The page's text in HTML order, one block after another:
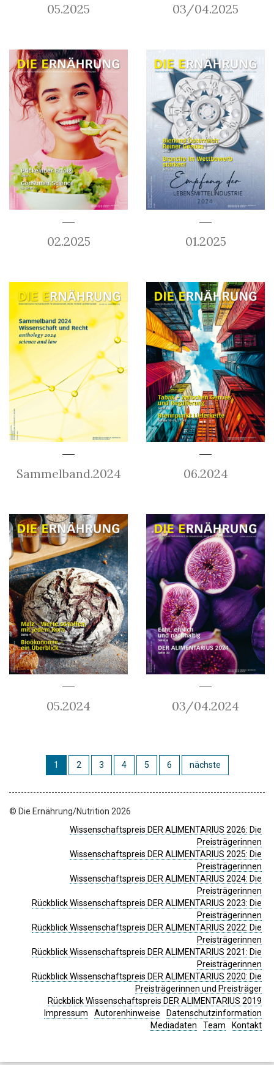
05.2025 03/04.2025
02.2025 01.2025
Sammelband.2024 06.2024
05.2024 03/04.2024
1 2 3 4 5 6 nächste
© Die Ernährung/Nutrition 2026
Wissenschaftspreis DER ALIMENTARIUS 2026: Die
Preisträgerinnen
Wissenschaftspreis DER ALIMENTARIUS 2025: Die
Preisträgerinnen
Wissenschaftspreis DER ALIMENTARIUS 2024: Die
Preisträgerinnen
Rückblick Wissenschaftspreis DER ALIMENTARIUS 2023: Die
Preisträgerinnen
Rückblick Wissenschaftspreis DER ALIMENTARIUS 2022: Die
Preisträgerinnen
Rückblick Wissenschaftspreis DER ALIMENTARIUS 2021: Die
Preisträgerinnen
Rückblick Wissenschaftspreis DER ALIMENTARIUS 2020: Die
Preisträgerinnen und Preisträger
Rückblick Wissenschaftspreis DER ALIMENTARIUS 2019
Impressum
Autorenhinweise
Datenschutzinformation
Mediadaten
Team Kontakt